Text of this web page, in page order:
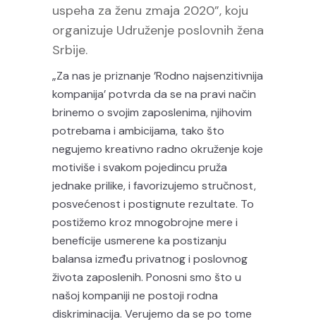
uspeha za ženu zmaja 2020”, koju
organizuje Udruženje poslovnih žena
Srbije.
„Za nas je priznanje ’Rodno najsenzitivnija
kompanija’ potvrda da se na pravi način
brinemo o svojim zaposlenima, njihovim
potrebama i ambicijama, tako što
negujemo kreativno radno okruženje koje
motiviše i svakom pojedincu pruža
jednake prilike, i favorizujemo stručnost,
posvećenost i postignute rezultate. To
postižemo kroz mnogobrojne mere i
beneficije usmerene ka postizanju
balansa između privatnog i poslovnog
života zaposlenih. Ponosni smo što u
našoj kompaniji ne postoji rodna
diskriminacija. Verujemo da se po tome